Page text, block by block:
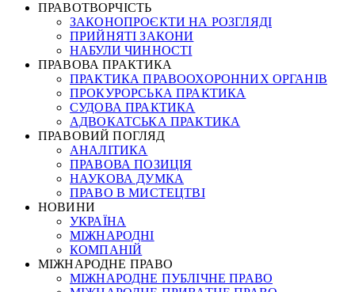
ПРАВОТВОРЧІСТЬ
ЗАКОНОПРОЄКТИ НА РОЗГЛЯДІ
ПРИЙНЯТІ ЗАКОНИ
НАБУЛИ ЧИННОСТІ
ПРАВОВА ПРАКТИКА
ПРАКТИКА ПРАВООХОРОННИХ ОРГАНІВ
ПРОКУРОРСЬКА ПРАКТИКА
СУДОВА ПРАКТИКА
АДВОКАТСЬКА ПРАКТИКА
ПРАВОВИЙ ПОГЛЯД
АНАЛІТИКА
ПРАВОВА ПОЗИЦІЯ
НАУКОВА ДУМКА
ПРАВО В МИСТЕЦТВІ
НОВИНИ
УКРАЇНА
МІЖНАРОДНІ
КОМПАНІЙ
МІЖНАРОДНЕ ПРАВО
МІЖНАРОДНЕ ПУБЛІЧНЕ ПРАВО